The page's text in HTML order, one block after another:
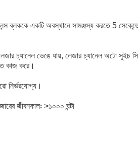
ব্লককে একটি অবস্থানে সামঞ্জস্য করতে 5
চ্যানেল ভেঙে যায়, লেজার চ্যানেল অটো সুইচ
কাজ করে।
নির্ভরযোগ্য।
জীবনকালঃ >১০০০ ঘন্টা